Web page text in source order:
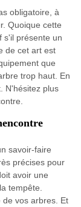
obligatoire, à
Quoique cette
s'il présente un
de cet art est
que
trop haut. En
N'hésitez plus
savoir-faire
précises pour
avoir une
tempête.
de vos arbres. Et